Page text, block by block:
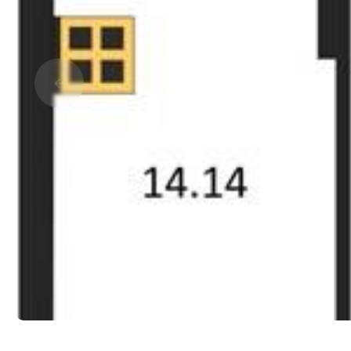
Прокрутить влево